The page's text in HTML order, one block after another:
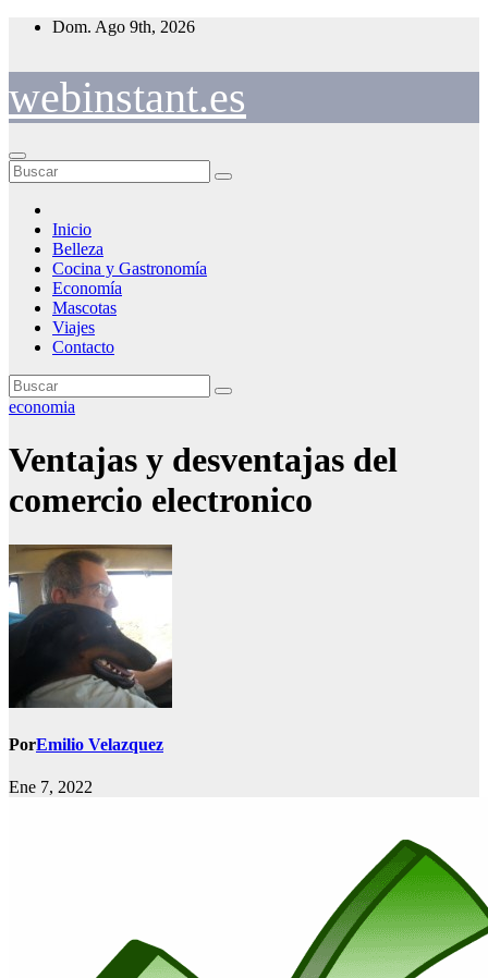
Saltar
Dom. Ago 9th, 2026
webinstant.es
Inicio
Belleza
Cocina y Gastronomía
Economía
Mascotas
Viajes
Contacto
economia
Ventajas y desventajas del
comercio electronico
PorEmilio Velazquez
Ene 7, 2022